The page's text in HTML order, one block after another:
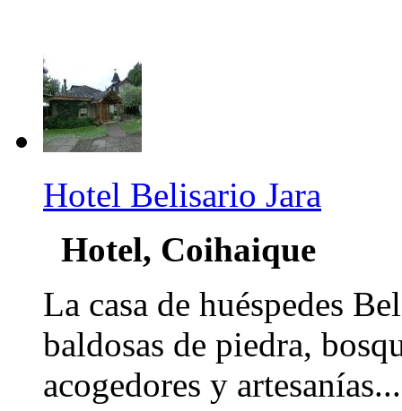
Hotel Belisario Jara
Hotel, Coihaique
La casa de huéspedes
baldosas de piedra,
acogedores y artesanías...